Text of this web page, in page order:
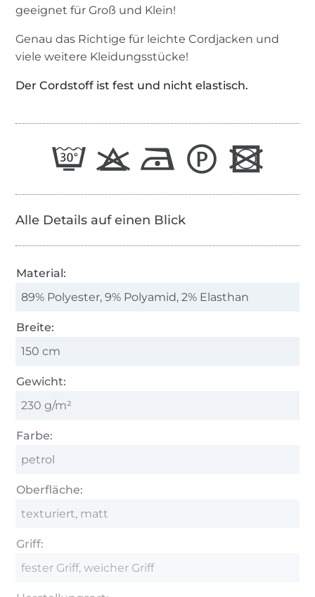
geeignet für Groß und Klein!
Genau das Richtige für leichte Cordjacken und
viele weitere Kleidungsstücke!
Der Cordstoff ist fest und nicht elastisch.
Alle Details auf einen Blick
Material:
89% Polyester, 9% Polyamid, 2% Elasthan
Breite:
150 cm
Gewicht:
230 g/m²
Farbe:
petrol
Oberfläche:
texturiert, matt
Griff:
fester Griff, weicher Griff